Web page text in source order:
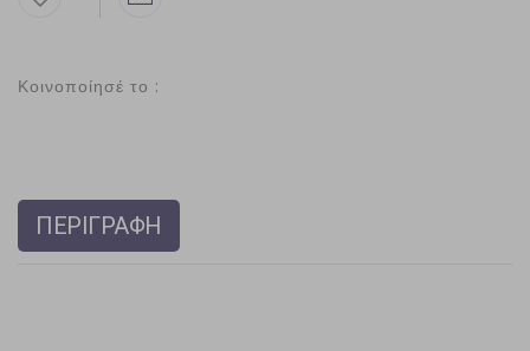
Κοινοποίησέ το :
ΠΕΡΙΓΡΑΦΗ